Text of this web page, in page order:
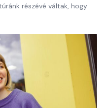
részévé váltak, hogy